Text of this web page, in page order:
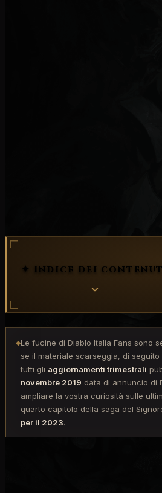
✦ Indice dei
◆Le fucine di Diablo Italia Fans sono
se il materiale scarseggia, di
tutti gli aggiornamenti trimestrali
novembre 2019 data di annuncio di
ampliare la vostra curiosità sulle
quarto capitolo della saga del
per il 2023.